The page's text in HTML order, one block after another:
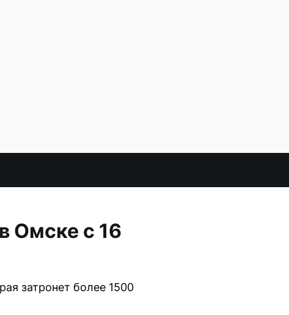
Омске с 16
затронет более 1500